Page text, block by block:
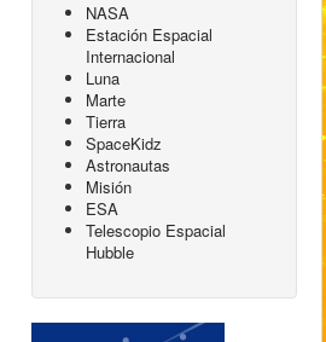
NASA
Estación Espacial
Internacional
Luna
Marte
Tierra
SpaceKidz
Astronautas
Misión
ESA
Telescopio Espacial
Hubble